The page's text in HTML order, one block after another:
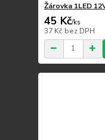
Žárovka 1LED
45 Kč/ks
37 Kč bez DPH